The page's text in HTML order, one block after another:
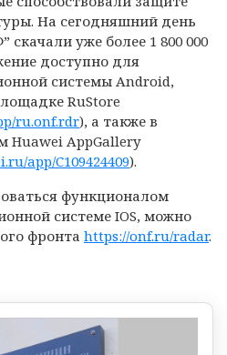
На сегодняшний день
уже более 1 800 000
доступно для
системы Android,
RuStore
ru.onf.rdr), а также в
Huawei AppGallery
app/C109424409).
функционалом
системе IOS, можно
фронта https://onf.ru/radar.